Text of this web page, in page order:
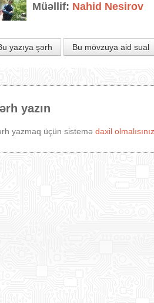
Müəllif: Nahid Nesirov
yazıya şərh Bu mövzuya aid sual
yazın
yazmaq üçün sistemə daxil olmalısınız.